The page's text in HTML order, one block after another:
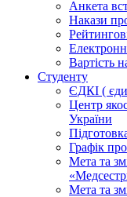
Анкета
Накази
Вартість
Студенту
ЄДКІ (
Центр
України
Графік
Мета та
Мета та